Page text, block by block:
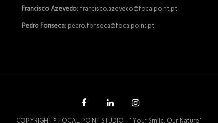
Francisco Azevedo:francisco.azevedo@focalpoint.pt
Pedro Fonseca:pedro.fonseca@focalpoint.pt
COPYRIGHT © FOCAL POINT STUDIO - "Your Smile, Our Nature"